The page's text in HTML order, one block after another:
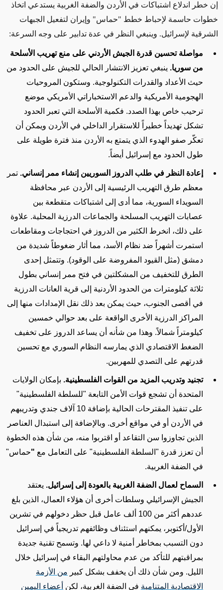
إن خطر اندلاع اشتباكات في الأردن والضفة الغربية يستدعي اتخاذ
خطوات حاسمة لإحباط خطط "حماس" وإيران لتفعيل الجبهات
الشرقية لإسرائيل. وينبغي النظر في عدة تدابير على وجه السرعة:
مواصلة تحسين قدرة الجيش الأردني على منع تهريب الأسلحة
من سوريا. ينبغي تعزيز الانتشار الحالي للجيش على الحدود من
حيث الأعداد والقدرات التكنولوجية. وستكون المروحيات
الهجومية الأمريكية والدعم الاستخباراتي الأمريكي موضع
ترحيب خاص بهذا الصدد. فكمية الأسلحة التي تعبر الحدود
تشكل تهديداً خطيراً للاستقرار الداخلي في الأردن ويمكن أن
تعكّر صفو الهدوء الذي يتمتع به الأردن منذ فترة طويلة على
طول الحدود مع إسرائيل أيضاً.
إعادة النظر في طلب الدروز السوريين إنشاء ممر إنساني. تمر
معظم طرق التهريب الرئيسية إلى الأردن عبر محافظة
السويداء السورية، مما أدى إلى اشتباكات متقطعة بين
عصابات التهريب المسلحة والجماعات الدرزية المحلية. علاوة
على ذلك، انخرط الكثير من الدروز في احتجاجات ومقاطعات
استمرت أشهراً ضد نظام الأسد، مما أثار ضغوطاً شديدة من
دمشق (مثل القيود المفروضة على الوقود). وتتمثل إحدى
الطرق للتخفيف من المشكلتين في فتح ممر إنساني بطول
ثلاثة كيلومترات من الحدود الأردنية إلى قرية العانات الدرزية
في أقصى الجنوب، حيث يمكن بعد ذلك نقل الإمدادات منها إلى
المراكز الدرزية الأخرى الواقعة على بعد حوالي خمسين
كيلومتراً شمالاً. وهذا من شأنه أن يساعد الدروز على تخفيف
الضغط الاقتصادي الذي يمارسه النظام السوري مع تحسين
قدرتهم على التصدي للمهربين.
تجنيد وتدريب المزيد من القوات الفلسطينية. بإمكان الولايات
المتحدة أن تشجع قوات الأمن التابعة "للسلطة الفلسطينية"
على تنفيذ المقترحات الحالية بإضافة 10 آلاف جندي وتدريبهم
في الأردن أو في مواقع أخرى. وبالإضافة إلى استبدال العناصر
الذين تجاوزوا سن التقاعد أو اقتربوا منه، من شأن هذه الخطوة
أن تعزز قدرة "السلطة الفلسطينية" على التعامل مع "حماس"
في الضفة الغربية.
السماح لعمال الضفة الغربية بالعودة إلى إسرائيل. يعتقد
الجيش الإسرائيلي وسلطات أخرى أن هؤلاء العمال، الذين بلغ
عددهم أكثر من 100 ألف عامل قبل حظر دخولهم في تشرين
الأول/أكتوبر، يمكنهم استئناف وظائفهم تدريجياً في إسرائيل
دون التسبب بمخاطر أمنية لا داعي لها. وتسمح تقنية جديدة
بمراقبتهم للتأكد من عدم محاولتهم البقاء في إسرائيل خلال
الليل. ومن شأن ذلك أن يخفف بشكل كبير من الأزمة
الاقتصادية المتنامية في الضفة الغربية، لكن أعضاء اليمين